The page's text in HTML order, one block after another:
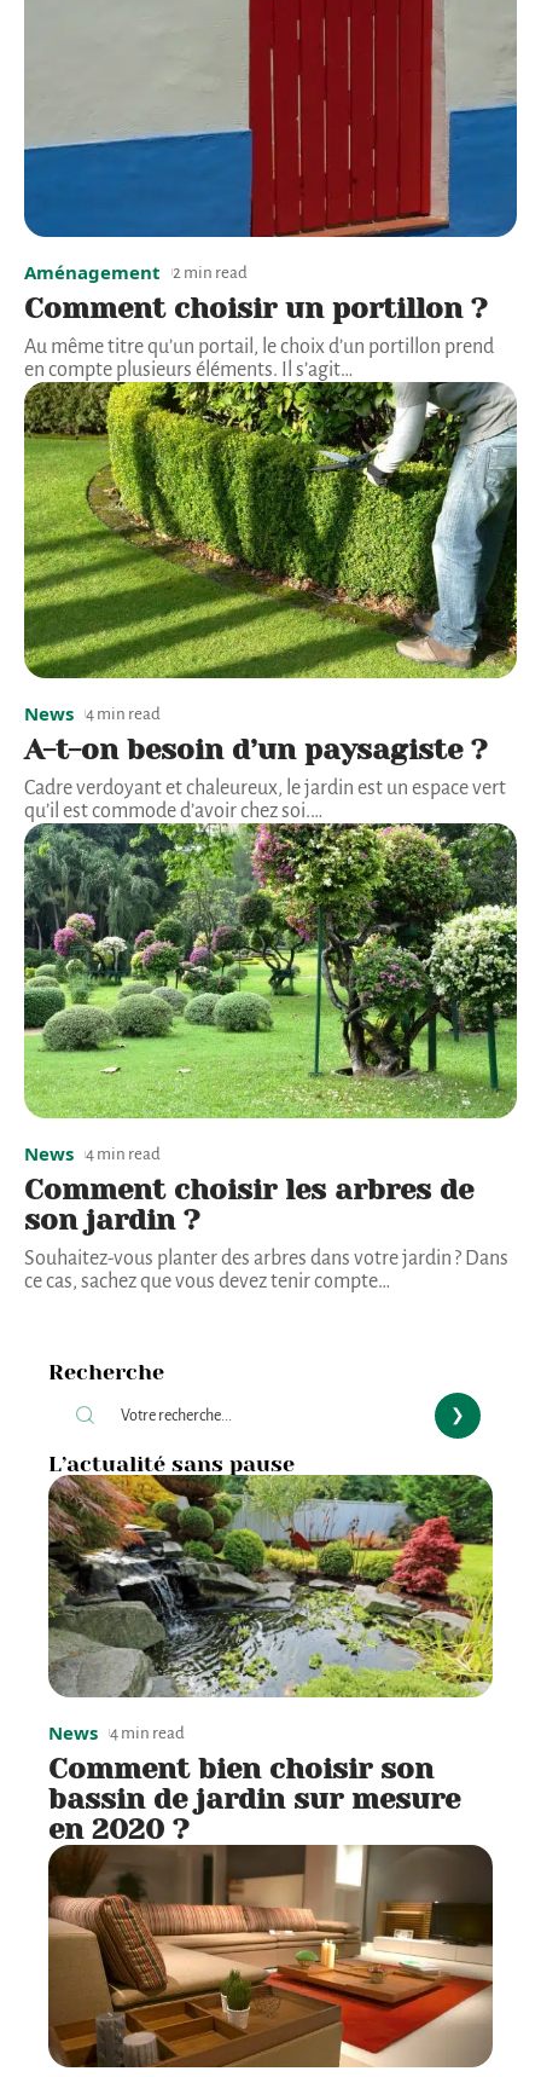
Aménagement 2 min read
Comment choisir un portillon ?
Au même titre qu’un portail, le choix d’un portillon prend
en compte plusieurs éléments. Il s’agit…
News 4 min read
A-t-on besoin d’un paysagiste ?
Cadre verdoyant et chaleureux, le jardin est un espace vert
qu’il est commode d’avoir chez soi.…
News 4 min read
Comment choisir les arbres de
son jardin ?
Souhaitez-vous planter des arbres dans votre jardin ? Dans
ce cas, sachez que vous devez tenir compte…
Recherche
L’actualité sans pause
News 4 min read
Comment bien choisir son
bassin de jardin sur mesure
en 2020 ?